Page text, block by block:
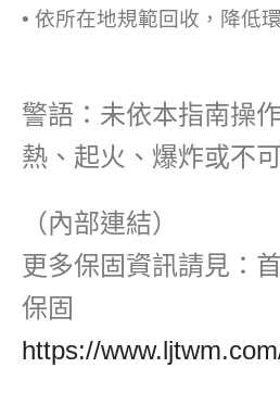
• 依所在地規範回收，降低
警語：未依本指南操
熱、起火、爆炸或不
（內部連結）
更多保固資訊請見：
保固
https://